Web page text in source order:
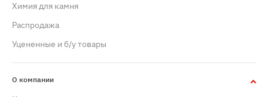
Химия для камня
Распродажа
Уцененные и б/у товары
О компании